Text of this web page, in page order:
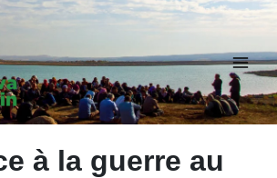
Main
à la guerre au